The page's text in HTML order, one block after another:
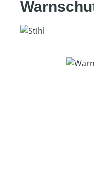
Bildergalerie